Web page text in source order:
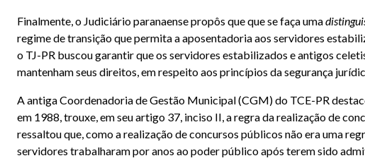
Finalmente, o Judiciário paranaense propôs que que se faça uma
regime de transição que permita a aposentadoria aos servidores
o TJ-PR buscou garantir que os servidores estabilizados e antigos
mantenham seus direitos, em respeito aos princípios da segurança
A antiga Coordenadoria de Gestão Municipal (CGM) do TCE-PR
em 1988, trouxe, em seu artigo 37, inciso II, a regra da realização de
ressaltou que, como a realização de concursos públicos não era uma
servidores trabalharam por anos ao poder público após terem sido